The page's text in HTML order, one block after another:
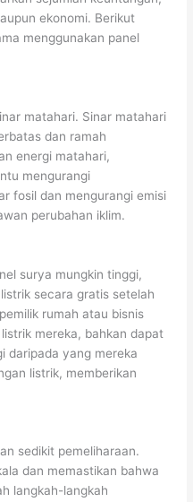
ekonomi. Berikut
menggunakan panel
matahari. Sinar matahari
dan ramah
energi matahari,
mengurangi
fosil dan mengurangi emisi
perubahan iklim.
surya mungkin tinggi,
secara gratis setelah
rumah atau bisnis
mereka, bahkan dapat
daripada yang mereka
listrik, memberikan
sedikit pemeliharaan.
dan memastikan bahwa
langkah-langkah